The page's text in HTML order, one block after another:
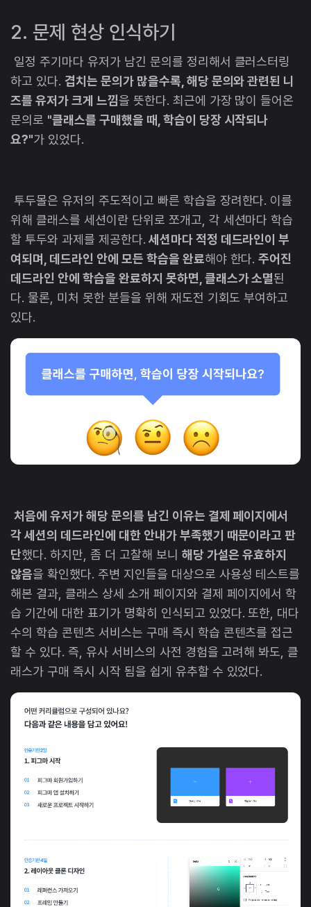
2. 문제 현상 인식하기
일정 주기마다 유저가 남긴 문의를 정리해서 클러스터링
하고 있다. 겹치는 문의가 많을수록, 해당 문의와 관련된 니
즈를 유저가 크게 느낌을 뜻한다. 최근에 가장 많이 들어온
문의로 "클래스를 구매했을 때, 학습이 당장 시작되나
요?"가 있었다.
투두몰은 유저의 주도적이고 빠른 학습을 장려한다. 이를
위해 클래스를 세션이란 단위로 쪼개고, 각 세션마다 학습
할 투두와 과제를 제공한다. 세션마다 적정 데드라인이 부
여되며, 데드라인 안에 모든 학습을 완료해야 한다.주어진
데드라인 안에 학습을 완료하지 못하면, 클래스가 소멸된
다. 물론, 미처 못한 분들을 위해 재도전 기회도 부여하고
있다.
처음에 유저가 해당 문의를 남긴 이유는 결제 페이지에서
각 세션의 데드라인에 대한 안내가 부족했기 때문이라고 판
단했다. 하지만, 좀 더 고찰해 보니 해당 가설은 유효하지
않음을 확인했다. 주변 지인들을 대상으로 사용성 테스트를
해본 결과, 클래스 상세 소개 페이지와 결제 페이지에서 학
습 기간에 대한 표기가 명확히 인식되고 있었다. 또한, 대다
수의 학습 콘텐츠 서비스는 구매 즉시 학습 콘텐츠를 접근
할 수 있다. 즉, 유사 서비스의 사전 경험을 고려해 봐도, 클
래스가 구매 즉시 시작 됨을 쉽게 유추할 수 있었다.